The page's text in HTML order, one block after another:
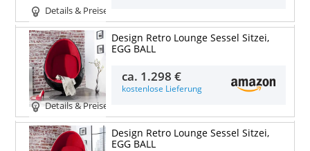
Details & Preise
Details & Preise
Design Retro Lounge Sessel Sitzei,
EGG BALL
ca. 1.298 €
kostenlose Lieferung
Design Retro Lounge Sessel Sitzei,
EGG BALL